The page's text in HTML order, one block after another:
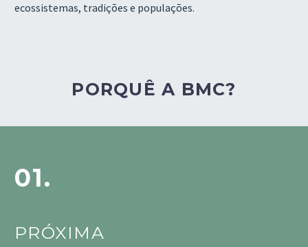
ecossistemas, tradições e populações.
PORQUÊ A BMC?
01.
PRÓXIMA